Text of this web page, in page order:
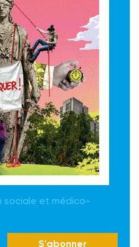
sociale et médico-
S'abonner